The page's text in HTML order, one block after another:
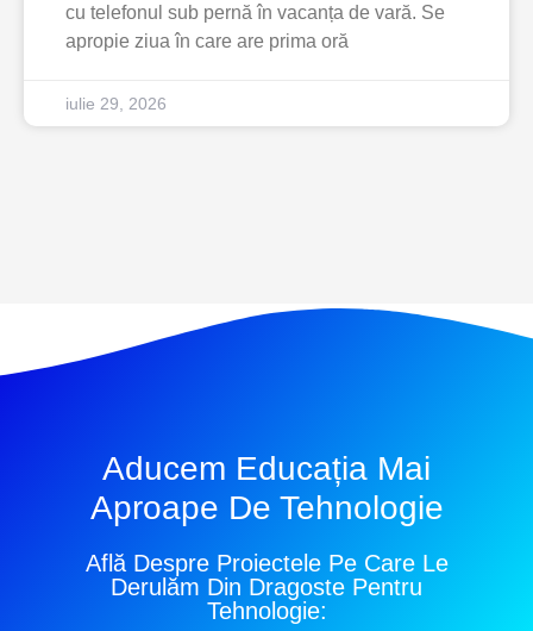
cu telefonul sub pernă în vacanța de vară. Se
apropie ziua în care are prima oră
iulie 29, 2026
Aducem Educația Mai
Aproape De Tehnologie
Află Despre Proiectele Pe Care Le
Derulăm Din Dragoste Pentru
Tehnologie: